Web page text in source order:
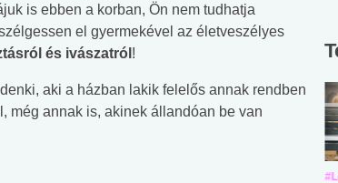
is ebben a korban, Ön nem tudhatja
el gyermekével az életveszélyes
és ivászatról !
aki a házban lakik felelős annak rendben
még annak is, akinek állandóan be van